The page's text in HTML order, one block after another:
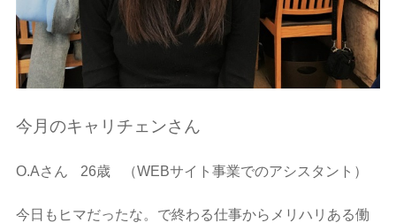
今月のキャリチェンさん
O.Aさん 26歳 （WEBサイト事業でのアシスタント）
今日もヒマだったな。で終わる仕事からメリハリある働